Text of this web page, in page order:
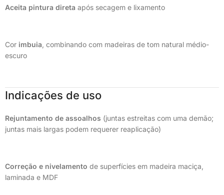
Aceita pintura direta após secagem e lixamento
Cor imbuia , combinando com madeiras de tom natural médio-
escuro
Indicações de uso
Rejuntamento de assoalhos (juntas estreitas com uma demão;
juntas mais largas podem requerer reaplicação)
Correção e nivelamento de superfícies em madeira maciça,
laminada e MDF